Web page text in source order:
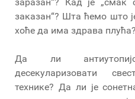
заказан“? Шта ћемо што
хоће да има здрава плућа?
Да ли
десекуларизовати
технике? Да ли је